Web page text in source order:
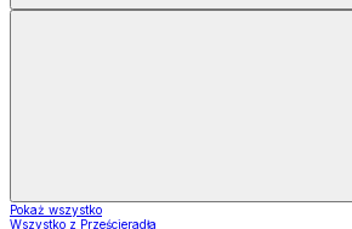
Pokaż wszystko
Wszystko z Prześcieradła